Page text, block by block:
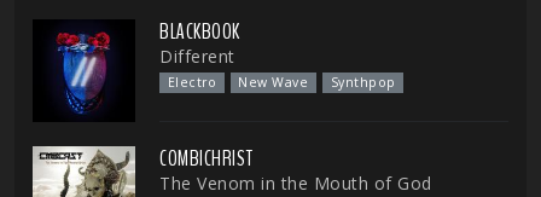
BLACKBOOK
Different
Electro New Wave Synthpop
COMBICHRIST
The Venom in the Mouth of God